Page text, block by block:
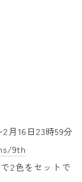
月16日23時59分
9th
2色をセットで